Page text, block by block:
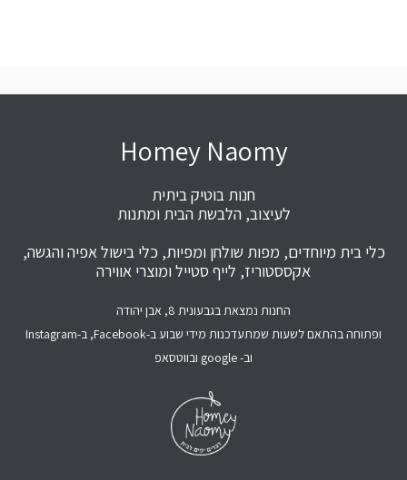
Homey Naomy
חנות בוטיק ביתית
לעיצוב, הלבשת הבית ומתנות
כלי בית מיוחדים, מפות שולחן ומפיות, כלי בישול אפיה והגשה,
אקססטוריז, לייף סטייל ומוצרי אווירה
החנות נמצאת בגבעונית 8, אבן יהודה
ופתוחה בהתאם לשעות שמתעדכנות מידי שבוע ב-Facebook, ב-Instagram
וב- google ובווטסאפ